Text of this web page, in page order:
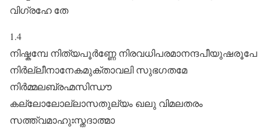
വിഗ്രഹേ തേ
1.4
നിഷ്കമ്പേ നിത്യപൂർ‌ണ്ണേ നിരവധിപരമാനന്ദപീയുഷരൂപേ
നിർല്ലീനാനേകമുക്താവലി സുഭഗതമേ
നിർ‌മ്മലബ്രഹ്മസിന്ധൗ
കല്ലോലോല്ലാസതുല്യം ഖലു വിമലതരം
സത്ത്വമാഹുഃസ്തദാത്മാ